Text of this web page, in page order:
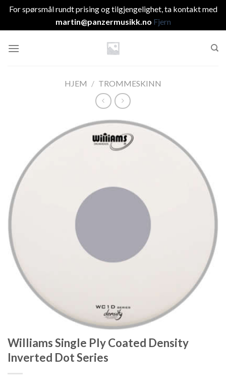
For spørsmål rundt prising og tilgjengelighet, ta kontakt med
martin@panzermusikk.no Fjern
HJEM / TROMMESKINN
Williams Single Ply Coated Density
Inverted Dot Series